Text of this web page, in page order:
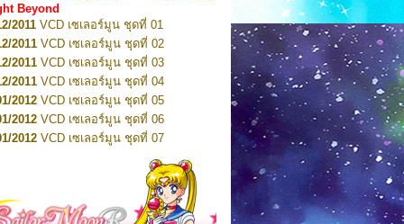
2016DVD เซเลอร์มูน คริสตัล VOL.2
2016 DVD เซเลอร์มูน คริสตัล VOL.3
2016 DVD เซเลอร์มูน คริสตัล VOL.4
2016 DVD เซเลอร์มูน คริสตัล VOL.5
2016 DVD เซเลอร์มูน คริสตัล VOL.6
2016DVD เซเลอร์มูน คริสตัล VOL.7
2016DVD เซเลอร์มูน คริสตัล VOL.8
2017 DVD เซเลอร์มูน คริสตัล Box-Set
Beyond
2011 VCD เซเลอร์มูน ชุดที่ 01
2011 VCD เซเลอร์มูน ชุดที่ 02
2011 VCD เซเลอร์มูน ชุดที่ 03
2011 VCD เซเลอร์มูน ชุดที่ 04
2012 VCD เซเลอร์มูน ชุดที่ 05
2012 VCD เซเลอร์มูน ชุดที่ 06
2012 VCD เซเลอร์มูน ชุดที่ 07
VCD เซเลอร์มูน ชุดที่ 08
VCD เซเลอร์มูน ชุดที่ 09
VCD เซเลอร์มูน ชุดที่ 10
2012VCD เซเลอร์มูน ชุดที่ 11